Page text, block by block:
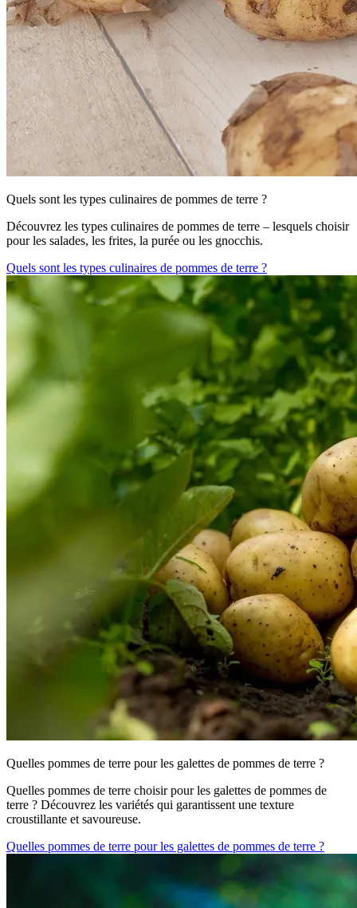
Quels sont les types culinaires de pommes de terre ?
Découvrez les types culinaires de pommes de terre – lesquels choisir
pour les salades, les frites, la purée ou les gnocchis.
Quels sont les types culinaires de pommes de terre ?
Quelles pommes de terre pour les galettes de pommes de terre ?
Quelles pommes de terre choisir pour les galettes de pommes de
terre ? Découvrez les variétés qui garantissent une texture
croustillante et savoureuse.
Quelles pommes de terre pour les galettes de pommes de terre ?